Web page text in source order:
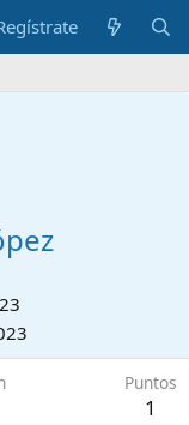
Puntos
1